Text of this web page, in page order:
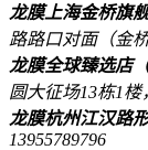
龙膜上海金桥旗
路路口对面（金
龙膜全球臻选店
圆大征场13栋1楼
龙膜杭州江汉路
13955789796